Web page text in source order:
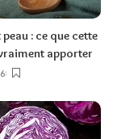
: ce que cette
apporter